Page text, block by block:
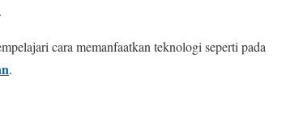
cara memanfaatkan teknologi seperti pada
.